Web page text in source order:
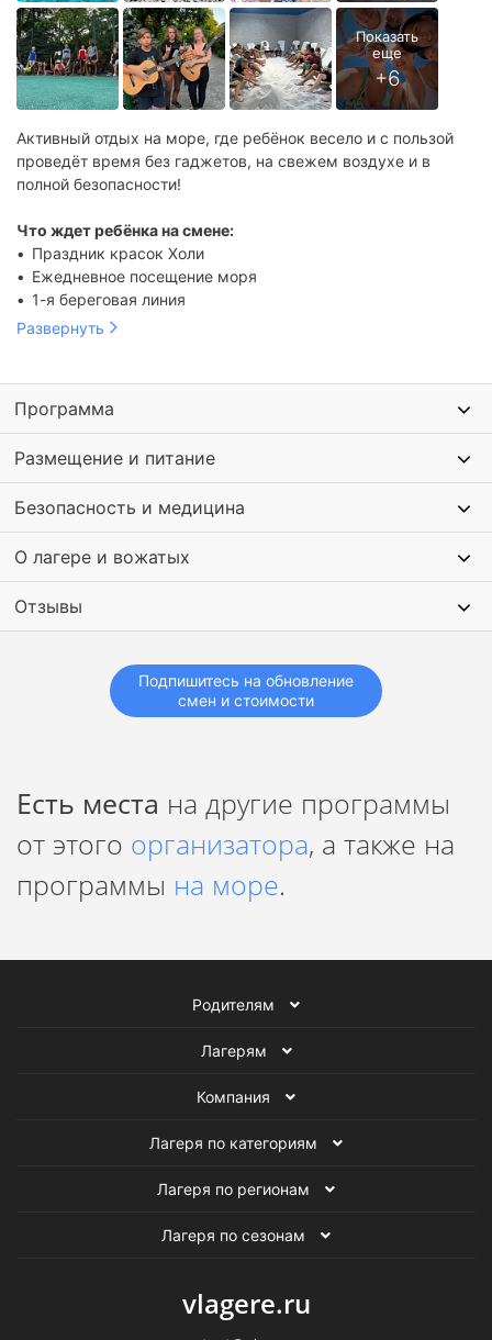
Активный отдых на море, где ребёнок весело и с пользой
проведёт время без гаджетов, на свежем воздухе и в
полной безопасности!
Что ждет ребёнка на смене:
Праздник красок Холи
Ежедневное посещение моря
1-я береговая линия
Волейбольная площадка
Отсутствие гаджетов даст возможность полноценно
восстановиться от учебы и ежедневных подростковых
стрессов (телефоны даются только для звонков
родителям).
Развернуть
Программа
Размещение и питание
Безопасность и медицина
О лагере и вожатых
Отзывы
Подпишитесь на обновление
смен и стоимости
Есть места на другие программы
от этого организатора, а также на
программы на море.
Спортивные лагеря на море Тематические лагеря на море
Лагеря с занятиями плаванием на море
Лагеря с бассейном на море
Родителям
Лагерям
Компания
Лагеря по категориям
Лагеря по регионам
Лагеря по сезонам
vlagere.ru